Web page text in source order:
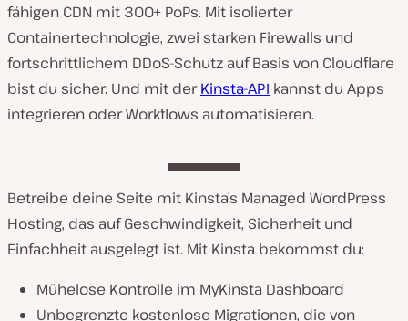
fähigen CDN mit 300+ PoPs. Mit isolierter
Containertechnologie, zwei starken Firewalls und
fortschrittlichem DDoS-Schutz auf Basis von Cloudflare
bist du sicher. Und mit derKinsta-API kannst du Apps
integrieren oder Workflows automatisieren.
Betreibe deine Seite mit Kinsta’s Managed WordPress
Hosting, das auf Geschwindigkeit, Sicherheit und
Einfachheit ausgelegt ist. Mit Kinsta bekommst du:
Mühelose Kontrolle im MyKinsta Dashboard
Unbegrenzte kostenlose Migrationen, die von